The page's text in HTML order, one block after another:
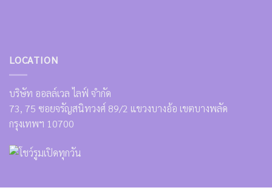
LOCATION
บริษัท ออลล์เวล ไลฟ์ จำกัด
73, 75 ซอยจรัญสนิทวงศ์ 89/2 แขวงบางอ้อ เขตบางพลัด
กรุงเทพฯ 10700